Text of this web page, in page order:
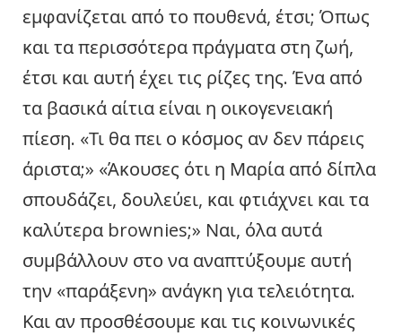
εμφανίζεται από το πουθενά, έτσι; Όπως
και τα περισσότερα πράγματα στη ζωή,
έτσι και αυτή έχει τις ρίζες της. Ένα από
τα βασικά αίτια είναι η οικογενειακή
πίεση. «Τι θα πει ο κόσμος αν δεν πάρεις
άριστα;» «Άκουσες ότι η Μαρία από δίπλα
σπουδάζει, δουλεύει, και φτιάχνει και τα
καλύτερα brownies;» Ναι, όλα αυτά
συμβάλλουν στο να αναπτύξουμε αυτή
την «παράξενη» ανάγκη για τελειότητα.
Και αν προσθέσουμε και τις κοινωνικές